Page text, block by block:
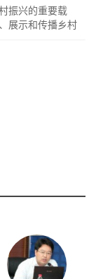
振兴的重要载
展示和传播乡村